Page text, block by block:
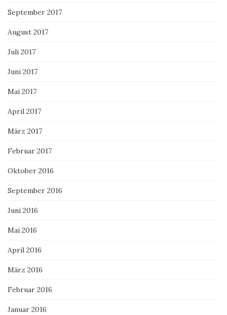
September 2017
August 2017
Juli 2017
Juni 2017
Mai 2017
April 2017
März 2017
Februar 2017
Oktober 2016
September 2016
Juni 2016
Mai 2016
April 2016
März 2016
Februar 2016
Januar 2016